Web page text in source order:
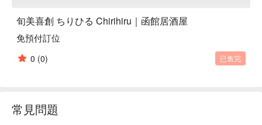
店家距離「五稜郭公園前站」只要走路 1 分鐘，交通超級方
便！店內設有吧台、日式暖桌座位及獨立包廂，無論是一個人
旅行、情侶約會或朋友聚餐都很適合，是你在函館夜晚放鬆身
心的絕佳選擇。
旬美喜創 ちりひる Chirihiru｜函館居酒屋
免預付訂位
0 (0) 已售完
常見問題